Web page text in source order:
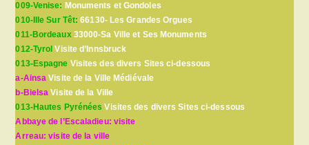
009-Venise: Monuments et Gondoles
010-Ille Sur Têt:66130- Les Grandes Orgues
011-Bordeaux33000-Sa Ville et Ses Monuments
012-Tyrol Visite d’Innsbruck
013-Espagne Visites des divers Sites ci-dessous
a-Ainsa Visite de la Ville Médiévale
b-Bielsa Visite de la Ville
013-Hautes Pyrénées Visites des divers Sites ci-dessous
Abbaye de l’Escaladieu: visite
Arreau: visite de la ville